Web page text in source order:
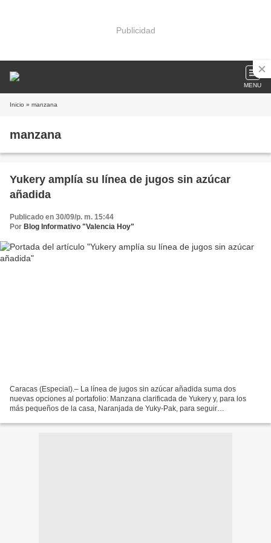
Publicidad
MENU
Inicio » manzana
manzana
Yukery amplía su línea de jugos sin azúcar
añadida
Publicado en 30/09/p. m. 15:44
Por Blog Informativo "Valencia Hoy"
Caracas (Especial).– La línea de jugos sin azúcar añadida suma dos
nuevas opciones al portafolio: Manzana clarificada de Yukery y, para los
más pequeños de la casa, Naranjada de Yuky-Pak, para seguir